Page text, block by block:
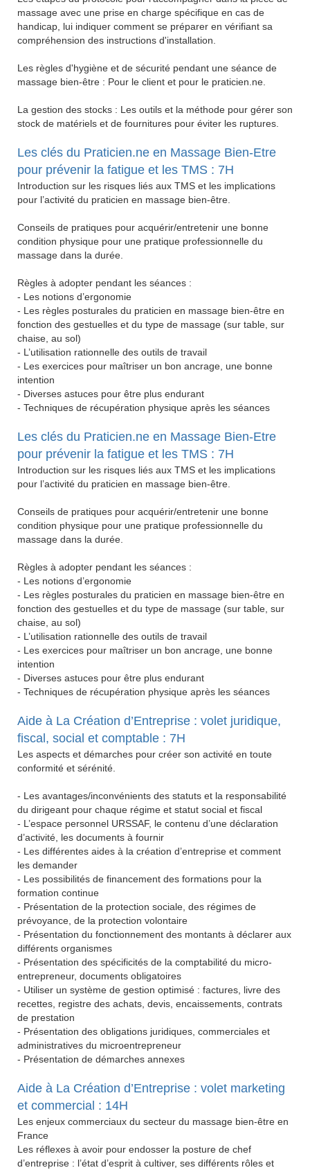
massage avec une prise en charge spécifique en cas de
handicap, lui indiquer comment se préparer en vérifiant sa
compréhension des instructions d'installation.
Les règles d'hygiène et de sécurité pendant une séance de
massage bien-être : Pour le client et pour le praticien.ne.
La gestion des stocks : Les outils et la méthode pour gérer son
stock de matériels et de fournitures pour éviter les ruptures.
Les clés du Praticien.ne en Massage Bien-Etre
pour prévenir la fatigue et les TMS : 7H
Introduction sur les risques liés aux TMS et les implications
pour l’activité du praticien en massage bien-être.
Conseils de pratiques pour acquérir/entretenir une bonne
condition physique pour une pratique professionnelle du
massage dans la durée.
Règles à adopter pendant les séances :
- Les notions d’ergonomie
- Les règles posturales du praticien en massage bien-être en
fonction des gestuelles et du type de massage (sur table, sur
chaise, au sol)
- L’utilisation rationnelle des outils de travail
- Les exercices pour maîtriser un bon ancrage, une bonne
intention
- Diverses astuces pour être plus endurant
- Techniques de récupération physique après les séances
Les clés du Praticien.ne en Massage Bien-Etre
pour prévenir la fatigue et les TMS : 7H
Introduction sur les risques liés aux TMS et les implications
pour l’activité du praticien en massage bien-être.
Conseils de pratiques pour acquérir/entretenir une bonne
condition physique pour une pratique professionnelle du
massage dans la durée.
Règles à adopter pendant les séances :
- Les notions d’ergonomie
- Les règles posturales du praticien en massage bien-être en
fonction des gestuelles et du type de massage (sur table, sur
chaise, au sol)
- L’utilisation rationnelle des outils de travail
- Les exercices pour maîtriser un bon ancrage, une bonne
intention
- Diverses astuces pour être plus endurant
- Techniques de récupération physique après les séances
Aide à La Création d’Entreprise : volet juridique,
fiscal, social et comptable : 7H
Les aspects et démarches pour créer son activité en toute
conformité et sérénité.
- Les avantages/inconvénients des statuts et la responsabilité
du dirigeant pour chaque régime et statut social et fiscal
- L’espace personnel URSSAF, le contenu d’une déclaration
d’activité, les documents à fournir
- Les différentes aides à la création d’entreprise et comment
les demander
- Les possibilités de financement des formations pour la
formation continue
- Présentation de la protection sociale, des régimes de
prévoyance, de la protection volontaire
- Présentation du fonctionnement des montants à déclarer aux
différents organismes
- Présentation des spécificités de la comptabilité du micro-
entrepreneur, documents obligatoires
- Utiliser un système de gestion optimisé : factures, livre des
recettes, registre des achats, devis, encaissements, contrats
de prestation
- Présentation des obligations juridiques, commerciales et
administratives du microentrepreneur
- Présentation de démarches annexes
Aide à La Création d’Entreprise : volet marketing
et commercial : 14H
Les enjeux commerciaux du secteur du massage bien-être en
France
Les réflexes à avoir pour endosser la posture de chef
d’entreprise : l’état d’esprit à cultiver, ses différents rôles et